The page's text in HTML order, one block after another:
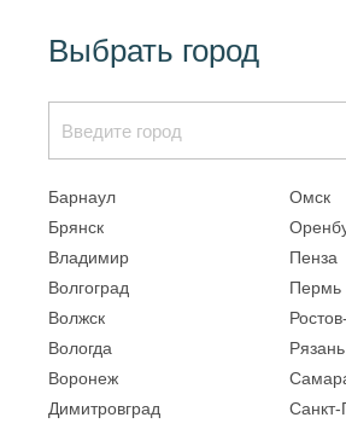
Выбрать город
Барнаул
Брянск
Владимир
Волгоград
Волжск
Вологда
Воронеж
Димитровград
Омск
Пенза
Пермь
Рязань
Санкт-